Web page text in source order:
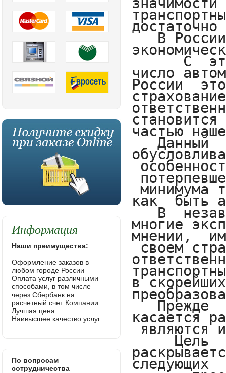
Информация
Наши преимущества:
Оформление заказов в
любом городе России
Оплата услуг различными
способами, в том числе
через Сбербанк на
расчетный счет Компании
Лучшая цена
Наивысшее качество услуг
По вопросам
сотрудничества